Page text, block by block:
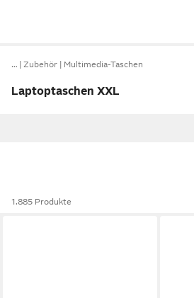
… Zubehör Multimedia-Taschen
Laptoptaschen XXL
1.885 Produkte